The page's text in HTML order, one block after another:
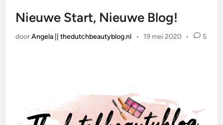
Nieuwe Start, Nieuwe Blog!
doorAngela || thedutchbeautyblog.nl • 19 mei 2020 • 5